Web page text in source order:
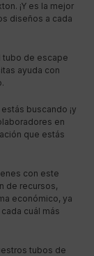
¡Y es la mejor
diseños a cada
tubo de escape
ayuda con
buscando ¡y
en
que estás
con este
de recursos,
económico, ya
cuál más
tubos de